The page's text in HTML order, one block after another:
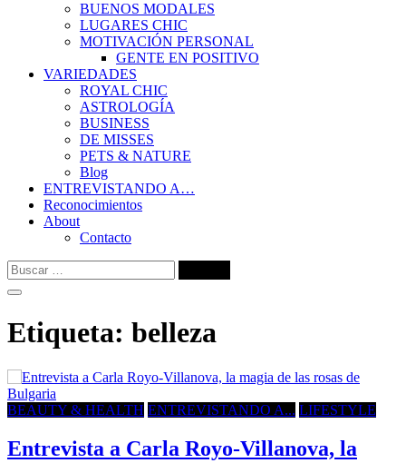
BUENOS MODALES
LUGARES CHIC
MOTIVACIÓN PERSONAL
GENTE EN POSITIVO
VARIEDADES
ROYAL CHIC
ASTROLOGÍA
BUSINESS
DE MISSES
PETS & NATURE
Blog
ENTREVISTANDO A…
Reconocimientos
About
Contacto
Buscar:
Etiqueta: belleza
BEAUTY & HEALTH ENTREVISTANDO A... LIFESTYLE
Entrevista a Carla Royo-Villanova, la